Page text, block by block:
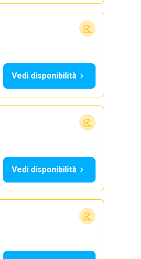
Vedi disponibilità
Vedi disponibilità